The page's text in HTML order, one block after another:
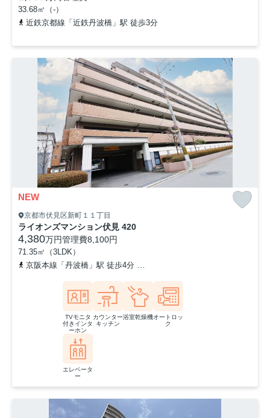
33.68㎡（-）
近鉄京都線「近鉄丹波橋」駅 徒歩3分
NEW
京都市伏見区新町１１丁目
ライオンズマンション伏見 420
4,380万円管理費8,100円
71.35㎡（3LDK）
京阪本線「丹波橋」駅 徒歩4分
TVモニタ
付きインタ
ーホン
カウンター
キッチン
浴室乾燥機オートロッ
ク
エレベータ
ー